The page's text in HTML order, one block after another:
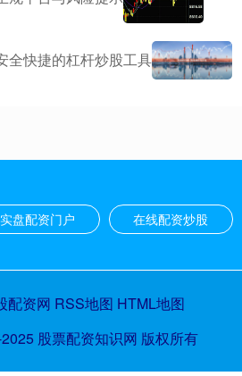
全快捷的杠杆炒股工具
实盘配资门户 在线配资炒股
配资网 RSS地图 HTML地图
股票配资知识网 版权所有